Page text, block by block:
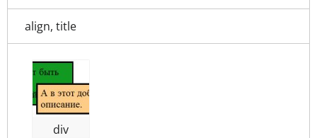
align, title
div